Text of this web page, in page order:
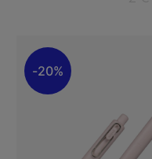
20%